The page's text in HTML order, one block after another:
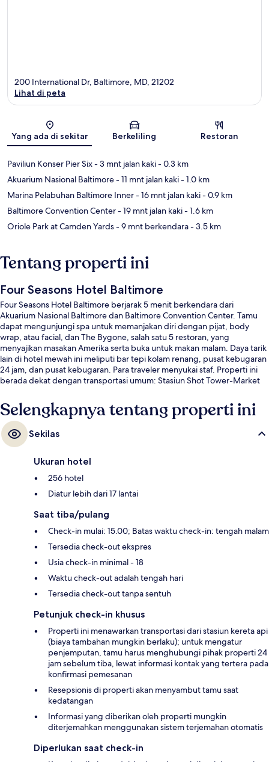
Peta
200 International Dr, Baltimore, MD, 21202
Lihat di peta
Yang ada di sekitar Berkeliling Restoran
Paviliun Konser Pier Six- 3 mnt jalan kaki- 0.3 km
Akuarium Nasional Baltimore- 11 mnt jalan kaki- 1.0 km
Marina Pelabuhan Baltimore Inner- 16 mnt jalan kaki- 0.9 km
Baltimore Convention Center- 19 mnt jalan kaki- 1.6 km
Oriole Park at Camden Yards- 9 mnt berkendara- 3.5 km
Tentang properti ini
Four Seasons Hotel Baltimore
Four Seasons Hotel Baltimore berjarak 5 menit berkendara dari
Akuarium Nasional Baltimore dan Baltimore Convention Center. Tamu
dapat mengunjungi spa untuk memanjakan diri dengan pijat, body
wrap, atau facial, dan The Bygone, salah satu 5 restoran, yang
menyajikan masakan Amerika serta buka untuk makan malam. Daya tarik
lain di hotel mewah ini meliputi bar tepi kolam renang, pusat kebugaran
24 jam, dan pusat kebugaran. Para traveler menyukai staf. Properti ini
berada dekat dengan transportasi umum: Stasiun Shot Tower-Market
Selengkapnya tentang properti ini
Sekilas
Ukuran hotel
256 hotel
Diatur lebih dari 17 lantai
Saat tiba/pulang
Check-in mulai: 15.00; Batas waktu check-in: tengah malam
Tersedia check-out ekspres
Usia check-in minimal - 18
Waktu check-out adalah tengah hari
Tersedia check-out tanpa sentuh
Petunjuk check-in khusus
Properti ini menawarkan transportasi dari stasiun kereta api
(biaya tambahan mungkin berlaku); untuk mengatur
penjemputan, tamu harus menghubungi pihak properti 24
jam sebelum tiba, lewat informasi kontak yang tertera pada
konfirmasi pemesanan
Resepsionis di properti akan menyambut tamu saat
kedatangan
Informasi yang diberikan oleh properti mungkin
diterjemahkan menggunakan sistem terjemahan otomatis
Diperlukan saat check-in